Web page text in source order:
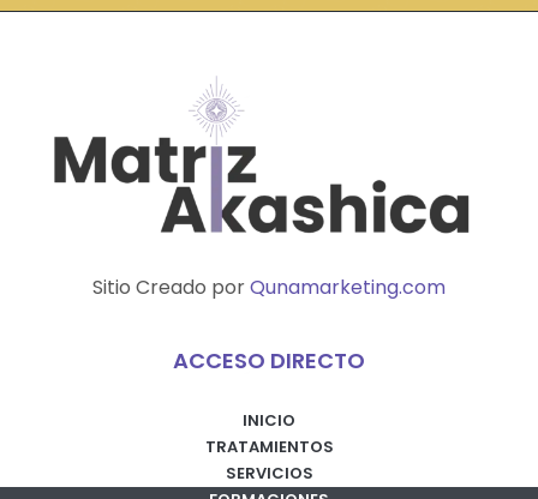
Sitio Creado porQunamarketing.com
ACCESO DIRECTO
INICIO
TRATAMIENTOS
SERVICIOS